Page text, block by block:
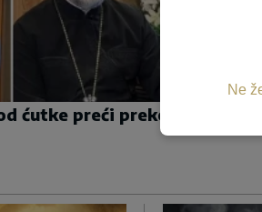
Ne
ćutke preći preko možda